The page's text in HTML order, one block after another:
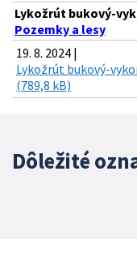
Lykožrút bukový-
Pozemky a lesy
19. 8. 2024 |
Lykožrút bukový-
(789,8 kB)
Dôležité